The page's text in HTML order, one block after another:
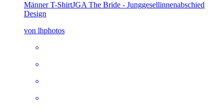
Männer T-ShirtJGA The Bride - Junggesellinnenabschied
Design
von lhphotos